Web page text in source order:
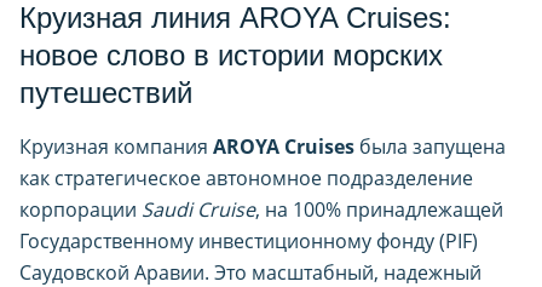
Круизная линия AROYA Cruises:
новое слово в истории морских
путешествий
Круизная компания AROYA Cruises была запущена
как стратегическое автономное подразделение
корпорации Saudi Cruise, на 100% принадлежащей
Государственному инвестиционному фонду (PIF)
Саудовской Аравии. Это масштабный, надежный